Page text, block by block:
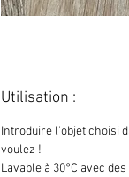
Utilisation :
Introduire l'objet choisi
voulez !
Lavable à 30°C avec